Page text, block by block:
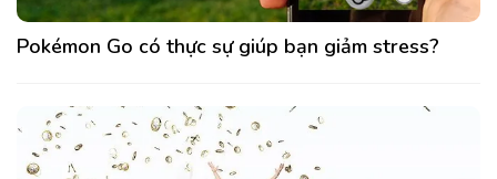
Pokémon Go có thực sự giúp bạn giảm stress?